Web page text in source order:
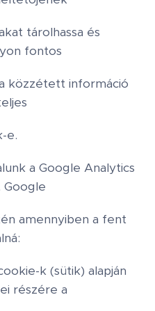
tárolhassa és
fontos
közzétett információ
e.
a Google Analytics
Google
amennyiben a fent
k (sütik) alapján
részére a